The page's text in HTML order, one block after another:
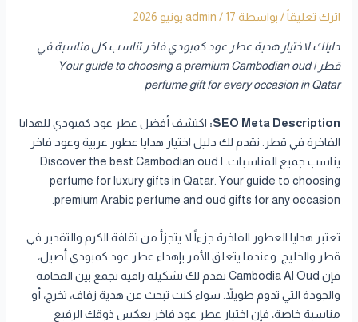
اترك تعليقاً / بواسطة admin /17 يونيو 2026
دليلك لاختيار هدية عطر عود كمبودي فاخر تناسب كل مناسبة في
قطر | Your guide to choosing a premium Cambodian oud
perfume gift for every occasion in Qatar
SEO Meta Description: اكتشف أفضل عطر عود كمبودي للهدايا
الفاخرة في قطر. نقدم لك دليل اختيار هدايا عطور عربية وعود فاخر
يناسب جميع المناسبات. | Discover the best Cambodian oud
perfume for luxury gifts in Qatar. Your guide to choosing
premium Arabic perfume and oud gifts for any occasion.
تعتبر هدايا العطور الفاخرة جزءاً لا يتجزأ من ثقافة الكرم والتقدير في
قطر والخليج. وعندما يتعلق الأمر بإهداء عطر عود كمبودي أصيل،
فإن Cambodia Al Oud تقدم لك تشكيلة راقية تجمع بين الفخامة
والجودة التي تدوم طويلاً. سواء كنت تبحث عن هدية زفاف، تخرج، أو
مناسبة خاصة، فإن اختيار عطر عود فاخر يعكس ذوقك الرفيع